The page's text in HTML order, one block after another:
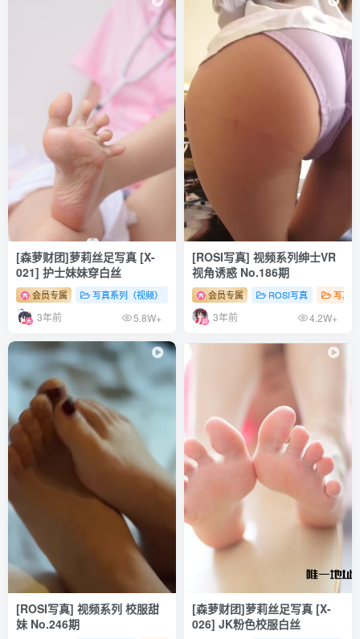
[森萝财团]萝莉丝足写真 [X-
021] 护士妹妹穿白丝
会员专属 写真系列（视频） 森罗财团 # 足控 # 丝袜 # 少女
3年前 5.8W+
[ROSI写真] 视频系列绅士VR
视角诱惑 No.186期
会员专属 ROSI写真 写真
3年前 4.2W+
[ROSI写真] 视频系列 校服甜
妹 No.246期
[森萝财团]萝莉丝足写真 [X-
026] JK粉色校服白丝